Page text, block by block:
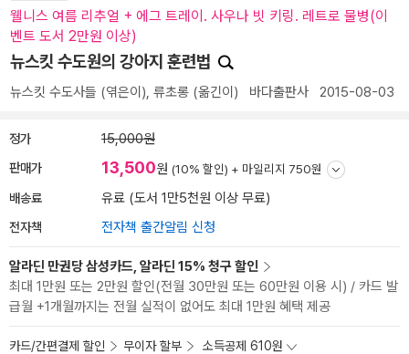
웰니스 여름 리추얼 + 에그 트레이. 사우나 빗 키링. 레트로 물병(이
벤트 도서 2만원 이상)
뉴스킷 수도원의 강아지 훈련법
뉴스킷 수도사들 (엮은이), 류초롱 (옮긴이) 바다출판사 2015-08-03
정가 15,000원
판매가 13,500원 (10% 할인) + 마일리지 750원
배송료 유료 (도서 1만5천원 이상 무료)
전자책 전자책 출간알림 신청
알라딘 만권당 삼성카드, 알라딘 15% 청구 할인
최대 1만원 또는 2만원 할인(전월 30만원 또는 60만원 이용 시) / 카드 발
급월 +1개월까지는 전월 실적이 없어도 최대 1만원 혜택 제공
카드/간편결제 할인 무이자 할부 소득공제 610원